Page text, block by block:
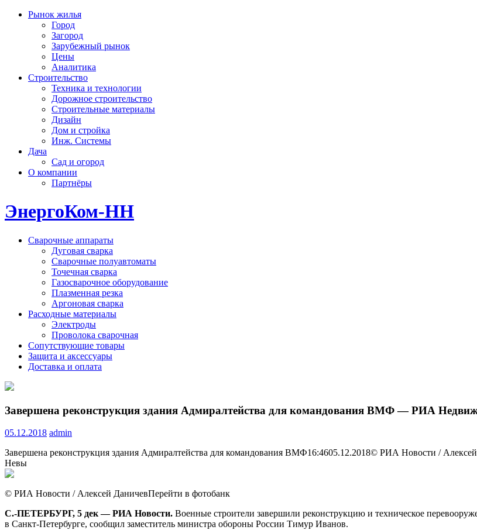
Рынок жилья
Город
Загород
Зарубежный рынок
Цены
Аналитика
Строительство
Техника и технологии
Дорожное строительство
Строительные материалы
Дизайн
Дом и стройка
Инж. Системы
Дача
Сад и огород
О компании
Партнёры
ЭнергоКом-НН
Сварочные аппараты
Дуговая сварка
Сварочные полуавтоматы
Точечная сварка
Газосварочное оборудование
Плазменная резка
Аргоновая сварка
Расходные материалы
Электроды
Проволока сварочная
Сопутствующие товары
Защита и аксессуары
Доставка и оплата
Завершена реконструкция здания Адмиралтейства для командования ВМФ — РИА
05.12.2018 admin
Завершена реконструкция здания Адмиралтейства для командования ВМФ16:4605.12.2018© РИА Новости /
Невы
© РИА Новости / Алексей ДаничевПерейти в фотобанк
С.-ПЕТЕРБУРГ, 5 дек — РИА Новости. Военные строители завершили реконструкцию и техническое
в Санкт-Петербурге, сообщил заместитель министра обороны России Тимур Иванов.